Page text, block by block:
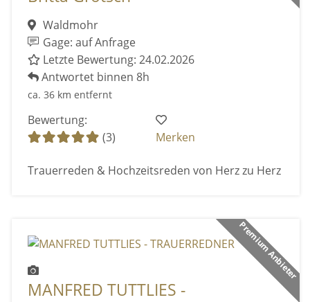
Waldmohr
Gage: auf Anfrage
Letzte Bewertung: 24.02.2026
Antwortet binnen 8h
ca. 36 km entfernt
Bewertung:
(3)
Merken
Trauerreden & Hochzeitsreden von Herz zu Herz
Premium Anbieter
MANFRED TUTTLIES -